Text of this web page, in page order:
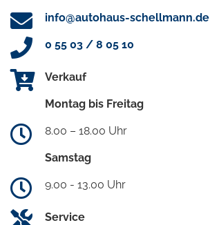
info@autohaus-schellmann.de
0 55 03 / 8 05 10
Verkauf
Montag bis Freitag
8.00 – 18.00 Uhr
Samstag
9.00 - 13.00 Uhr
Service